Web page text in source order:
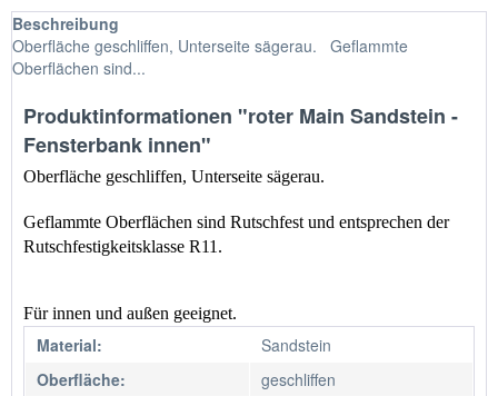
Beschreibung
Oberfläche geschliffen, Unterseite sägerau. Geflammte
Oberflächen sind...
Produktinformationen "roter Main Sandstein -
Fensterbank innen"
Oberfläche geschliffen, Unterseite sägerau.
Geflammte Oberflächen sind Rutschfest und entsprechen der
Rutschfestigkeitsklasse R11.
Für innen und außen geeignet.
Material:
Sandstein
Oberfläche:
geschliffen